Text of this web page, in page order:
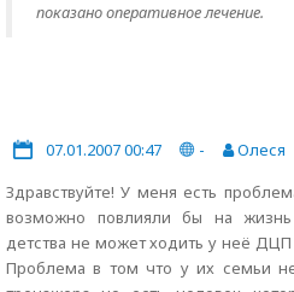
показано оперативное лечение.
07.01.2007 00:47 -
Олеся
Здравствуйте! У меня есть
возможно повлияли бы на
детства не может ходить у неё ДЦП
Проблема в том что у их семьи